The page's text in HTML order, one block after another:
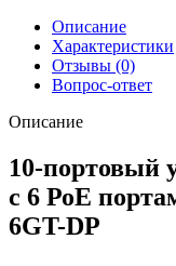
Описание
Характеристики
Отзывы (0)
Вопрос-ответ
Описание
10-портовый
с 6 РоЕ
6GT-DP